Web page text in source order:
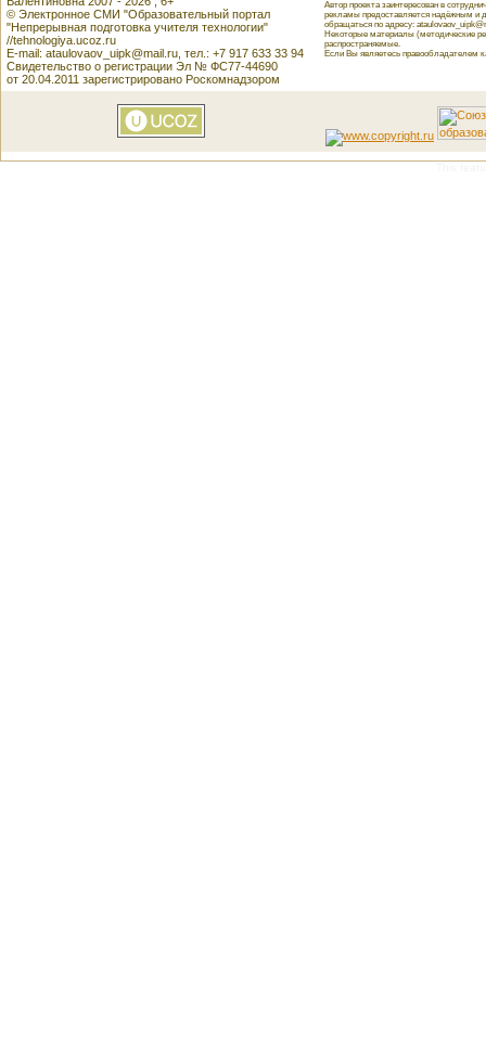
© Электронное СМИ "Образовательный портал
"Непрерывная подготовка учителя технологии"
//tehnologiya.ucoz.ru
E-mail: ataulovaov_uipk@mail.ru, тел.: +7 917 633 33 94
Свидетельство о регистрации Эл № ФС77-44690
от 20.04.2011 зарегистрировано Роскомнадзором
Автор проекта заинтересован в
рекламы предоставляется надёжным и
обращаться по адресу:
Некоторые материалы (методические
распространяемые.
Если Вы являетесь правообладателем